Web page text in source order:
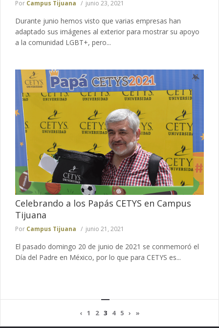
Por Campus Tijuana junio 23, 2021
Durante junio hemos visto que varias empresas han
adaptado sus imágenes al exterior para mostrar su apoyo
a la comunidad LGBT+, pero...
Celebrando a los Papás CETYS en Campus
Tijuana
Por Campus Tijuana junio 21, 2021
El pasado domingo 20 de junio de 2021 se conmemoró el
Día del Padre en México, por lo que para CETYS es...
‹ 1 2 3 4 5 › »